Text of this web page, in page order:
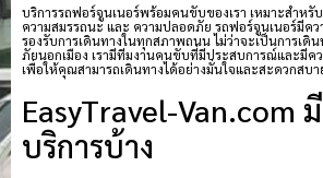
บริการรถฟอร์จูนเนอร์พร้อมคนขับของเรา เหมาะสำหรั
ความสมรรถนะ และ ความปลอดภัย รถฟอร์จูนเนอร์มีคว
รองรับการเดินทางในทุกสภาพถนน ไม่ว่าจะเป็นการเดิ
ภัยนอกเมือง เรามีทีมงานคนขับที่มีประสบการณ์และมีคว
เพื่อให้คุณสามารถเดินทางได้อย่างมั่นใจและสะดวกสบา
EasyTravel-Van.com
บริการบ้าง